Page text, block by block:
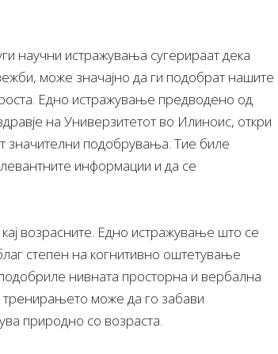
научни истражувања сугерираат дека
може значајно да ги подобрат нашите
Едно истражување предводено од
на Универзитетот во Илиноис, откри
значителни подобрувања. Тие биле
информации и да се
возрасните. Едно истражување што се
степен на когнитивно оштетување
нивната просторна и вербална
може да го забави
природно со возраста.